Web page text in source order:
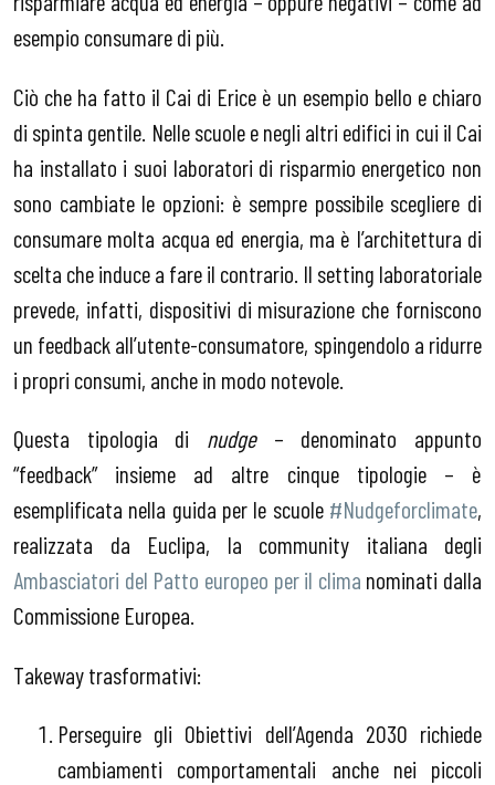
esempio consumare di più.
Ciò che ha fatto il Cai di Erice è un esempio bello e chiaro
di spinta gentile. Nelle scuole e negli altri edifici in cui il Cai
ha installato i suoi laboratori di risparmio energetico non
sono cambiate le opzioni: è sempre possibile scegliere di
consumare molta acqua ed energia, ma è l’architettura di
scelta che induce a fare il contrario. Il setting laboratoriale
prevede, infatti, dispositivi di misurazione che forniscono
un feedback all’utente-consumatore, spingendolo a ridurre
i propri consumi, anche in modo notevole.
Questa tipologia di nudge – denominato appunto
“feedback” insieme ad altre cinque tipologie – è
esemplificata nella guida per le scuole #Nudgeforclimate,
realizzata da Euclipa, la community italiana degli
Ambasciatori del Patto europeo per il clima nominati dalla
Commissione Europea.
Takeway trasformativi:
Perseguire gli Obiettivi dell’Agenda 2030 richiede
cambiamenti comportamentali anche nei piccoli